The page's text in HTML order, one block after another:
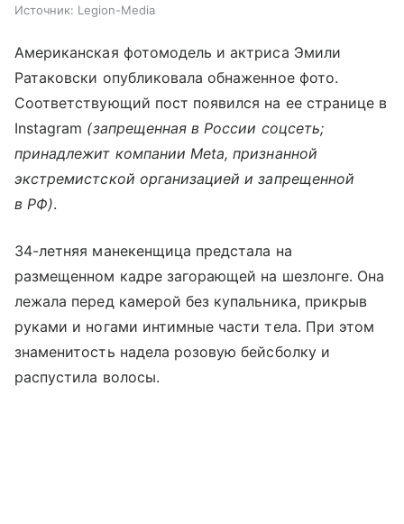
Источник: Legion-Media
Американская фотомодель и актриса Эмили
Ратаковски опубликовала обнаженное фото.
Соответствующий пост появился на ее странице в
Instagram (запрещенная в России соцсеть;
принадлежит компании Meta, признанной
экстремистской организацией и запрещенной
в РФ).
34-летняя манекенщица предстала на
размещенном кадре загорающей на шезлонге. Она
лежала перед камерой без купальника, прикрыв
руками и ногами интимные части тела. При этом
знаменитость надела розовую бейсболку и
распустила волосы.